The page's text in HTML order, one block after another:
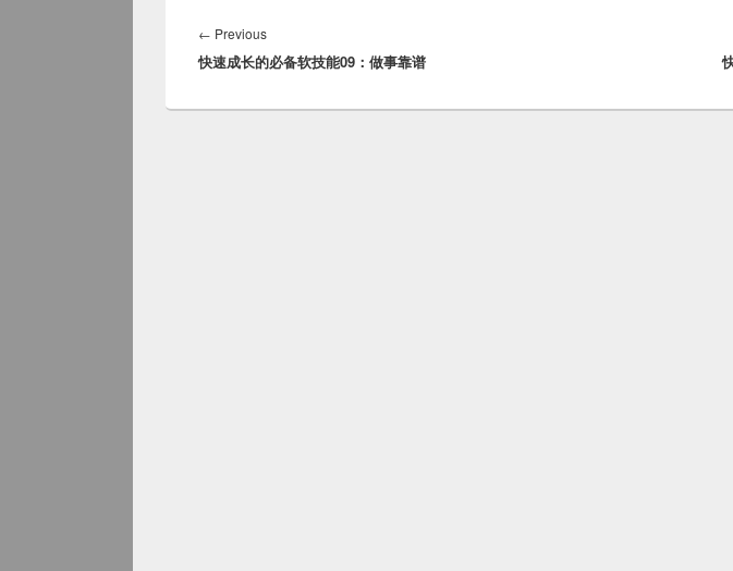
navigation
← PreviousPrevious
post:
快速成长的必备软技能09：做事靠谱